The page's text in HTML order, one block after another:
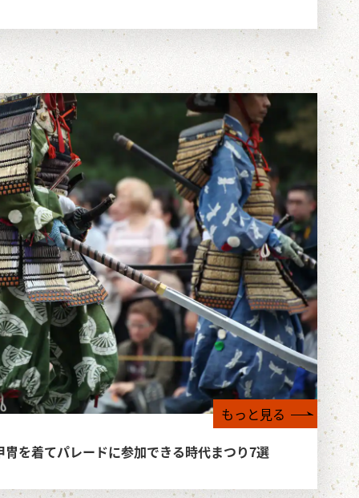
を着てパレードに参加できる時代まつり7選
もっと見る